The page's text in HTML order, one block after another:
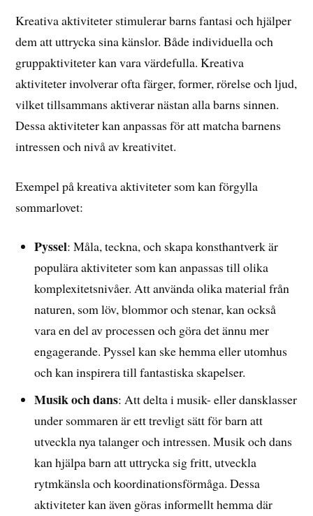
Kreativa aktiviteter stimulerar barns fantasi och hjälper
dem att uttrycka sina känslor. Både individuella och
gruppaktiviteter kan vara värdefulla. Kreativa
aktiviteter involverar ofta färger, former, rörelse och ljud,
vilket tillsammans aktiverar nästan alla barns sinnen.
Dessa aktiviteter kan anpassas för att matcha barnens
intressen och nivå av kreativitet.
Exempel på kreativa aktiviteter som kan förgylla
sommarlovet:
Pyssel: Måla, teckna, och skapa konsthantverk är
populära aktiviteter som kan anpassas till olika
komplexitetsnivåer. Att använda olika material från
naturen, som löv, blommor och stenar, kan också
vara en del av processen och göra det ännu mer
engagerande. Pyssel kan ske hemma eller utomhus
och kan inspirera till fantastiska skapelser.
Musik och dans: Att delta i musik- eller dansklasser
under sommaren är ett trevligt sätt för barn att
utveckla nya talanger och intressen. Musik och dans
kan hjälpa barn att uttrycka sig fritt, utveckla
rytmkänsla och koordinationsförmåga. Dessa
aktiviteter kan även göras informellt hemma där